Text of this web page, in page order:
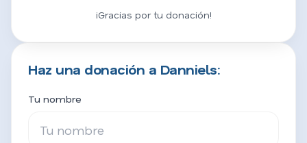
¡Gracias por tu donación!
Haz una donación a Danniels:
Tu nombre